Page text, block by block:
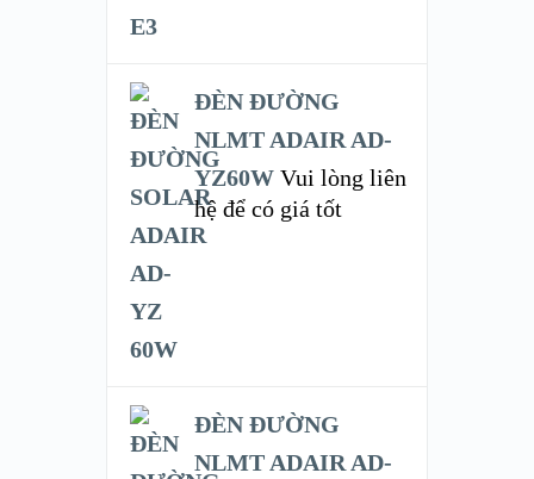
ĐÈN ĐƯỜNG
NLMT ADAIR AD-
YZ60W Vui lòng liên
hệ để có giá tốt
ĐÈN ĐƯỜNG
NLMT ADAIR AD-